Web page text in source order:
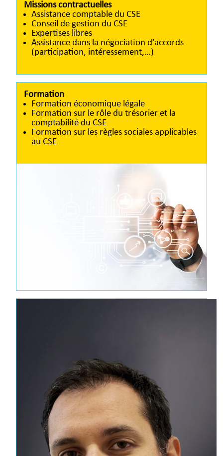
Missions contractuelles
Assistance comptable du CSE
Conseil de gestion du CSE
Expertises libres
Assistance dans la négociation d’accords
(participation, intéressement,…)
Formation
Formation économique légale
Formation sur le rôle du trésorier et la
comptabilité du CSE
Formation sur les règles sociales applicables
au CSE